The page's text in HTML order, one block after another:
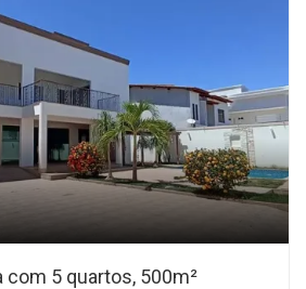
com 5 quartos, 500m²